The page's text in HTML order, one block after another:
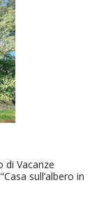
di Vacanze
sull’albero in